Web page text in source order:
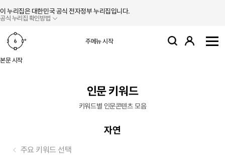
이 누리집은 대한민국 공식 전자정부 누리집입니다.
공식 누리집 확인방법
주메뉴 시작 검색 로그인
본문 시작
인문 키워드
키워드별 인문콘텐츠 모음
주요 키워드 선택
자연